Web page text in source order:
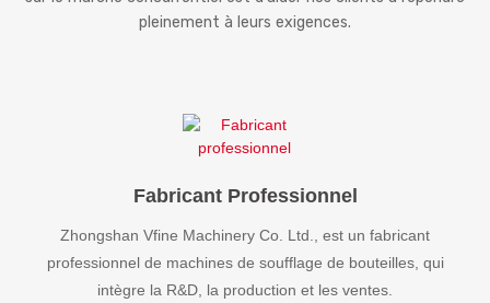
pleinement à leurs exigences.
Fabricant Professionnel
Zhongshan Vfine Machinery Co. Ltd., est un fabricant
professionnel de machines de soufflage de bouteilles, qui
intègre la R&D, la production et les ventes.